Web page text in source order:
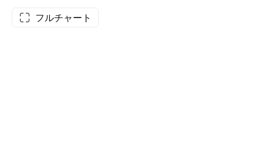
フルチャート